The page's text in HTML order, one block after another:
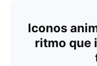
Iconos
ritmo que